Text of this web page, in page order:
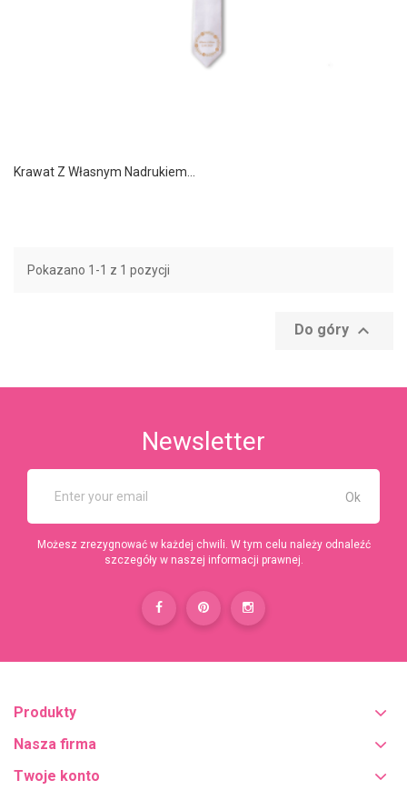
Krawat Z Własnym Nadrukiem...
Pokazano 1-1 z 1 pozycji
Do góry 
Newsletter
Możesz zrezygnować w każdej chwili. W tym celu należy odnaleźć
szczegóły w naszej informacji prawnej.
Produkty
Nasza firma
Twoje konto